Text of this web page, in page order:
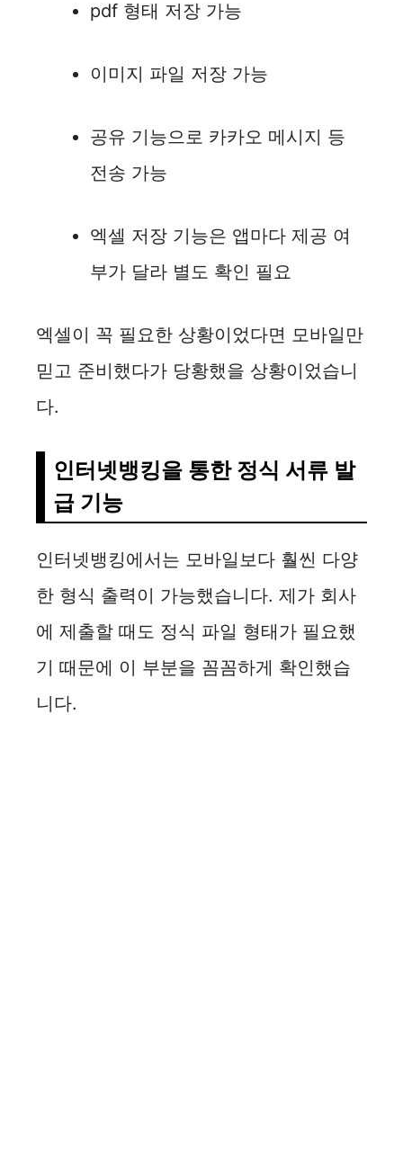
pdf 형태 저장 가능
이미지 파일 저장 가능
공유 기능으로 카카오 메시지 등
전송 가능
엑셀 저장 기능은 앱마다 제공 여
부가 달라 별도 확인 필요
엑셀이 꼭 필요한 상황이었다면 모바일만
믿고 준비했다가 당황했을 상황이었습니
다.
인터넷뱅킹을 통한 정식 서류 발
급 기능
인터넷뱅킹에서는 모바일보다 훨씬 다양
한 형식 출력이 가능했습니다. 제가 회사
에 제출할 때도 정식 파일 형태가 필요했
기 때문에 이 부분을 꼼꼼하게 확인했습
니다.